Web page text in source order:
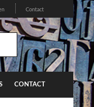
Contact
CONTACT